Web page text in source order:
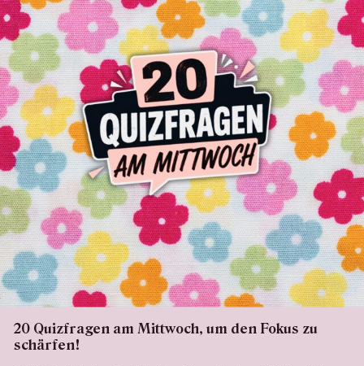
20 Quizfragen am Mittwoch, um den Fokus zu
schärfen!